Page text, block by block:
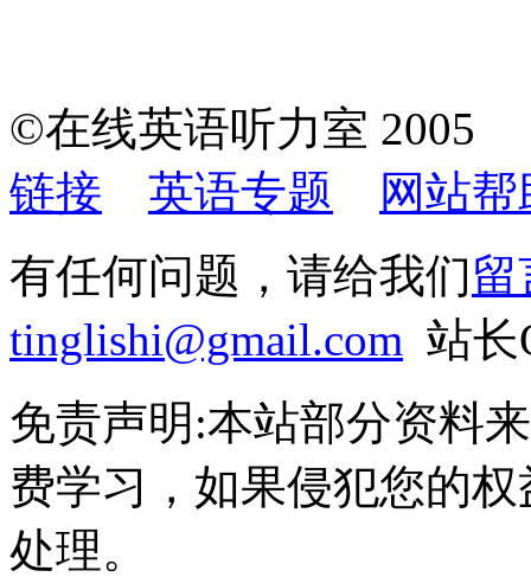
©在线英语听力室
链接
英语专题
网站帮
有任何问题，请给我们留
tinglishi@gmail.com 站长
免责声明:本站部分资料
费学习，如果侵犯您的
处理。